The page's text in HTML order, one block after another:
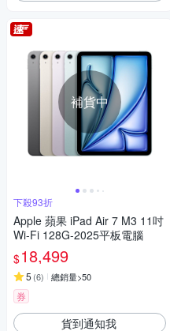
補貨中
下殺93折
Apple 蘋果 iPad Air 7 M3 11吋
Wi-Fi 128G-2025平板電腦
$18,499
5 (6) 總銷量>50
券
貨到通知我